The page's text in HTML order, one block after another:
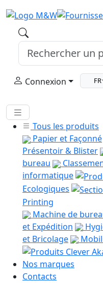
Connexion FR
Tous les produits
Papier et Façonné
Présentoir & Blister
bureau
informatique
Ecologiques
Printing
Machine de
et Expédition
et Bricolage
Nos marques
Contacts